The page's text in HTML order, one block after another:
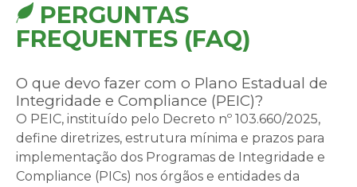
PERGUNTAS
FREQUENTES (FAQ)
O que devo fazer com o Plano Estadual de
Integridade e Compliance (PEIC)?
O PEIC, instituído pelo Decreto nº 103.660/2025,
define diretrizes, estrutura mínima e prazos para
implementação dos Programas de Integridade e
Compliance (PICs) nos órgãos e entidades da